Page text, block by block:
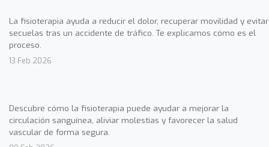
La fisioterapia ayuda a reducir el dolor, recuperar movilidad y evitar
secuelas tras un accidente de tráfico. Te explicamos cómo es el
proceso.
13 Feb 2026
Descubre cómo la fisioterapia puede ayudar a mejorar la
circulación sanguínea, aliviar molestias y favorecer la salud
vascular de forma segura.